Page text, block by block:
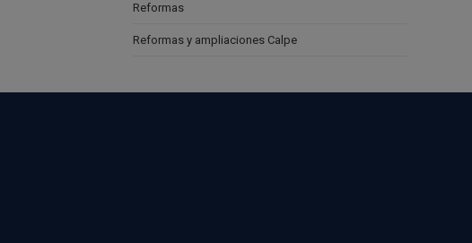
Reformas
Reformas y ampliaciones Calpe